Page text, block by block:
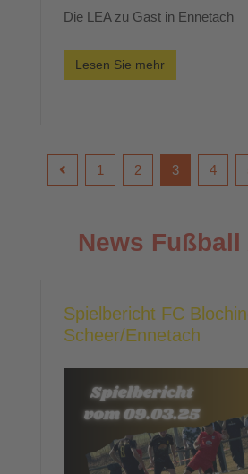
Die LEA zu Gast in Ennetach
Lesen Sie mehr
1 2 3 4
News
Spielbericht FC
Scheer/Ennetach